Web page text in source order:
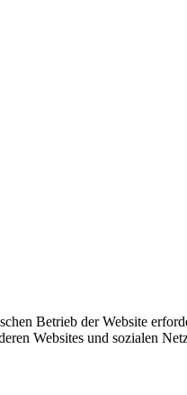
Betrieb der Website
Websites und sozialen